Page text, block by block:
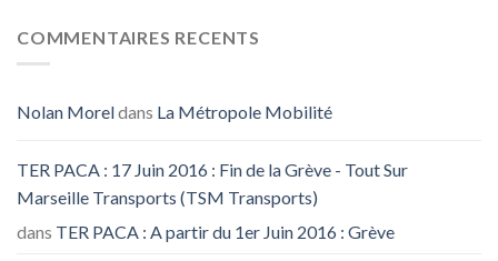
COMMENTAIRES RECENTS
Nolan Moreldans La Métropole Mobilité
TER PACA : 17 Juin 2016 : Fin de la Grève - Tout Sur
Marseille Transports (TSM Transports)
dans TER PACA : A partir du 1er Juin 2016 : Grève